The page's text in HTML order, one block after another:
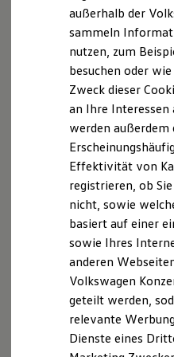
Reichweite
Reichweite
Reichweite
Laden
Laden
Laden
Batterie
Sicherheit
Garantie und
Nachhaltigkeit
Technologie
Kosten und Kauf
Kaufoptionen
E-Auto-
Software und
Die ID.
ID. Software
Digitale
Schnittstellen
Installationen.
Errichtung eines
Ortsmitte mit
Fahrrädern,
gehandelt, sowohl
Fahrzeuge aller Art
Fahrschule in
In den letzten
Betrieb durch
völlig zerstört.
Abschluss eines
VolkswagenAG
LKW Werken.
Neubau eines
jetzigen Standort in
außerhalb der
sammeln
nutzen, zum
besuchen oder
Zweck dieser
an Ihre Interessen
werden außerdem
Effektivität von
registrieren, ob
nicht, sowie
basiert auf einer
sowie Ihres
anderen
Volkswagen
geteilt werden,
relevante
Dienste eines